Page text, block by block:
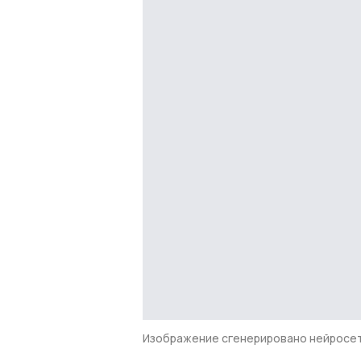
Изображение сгенерировано